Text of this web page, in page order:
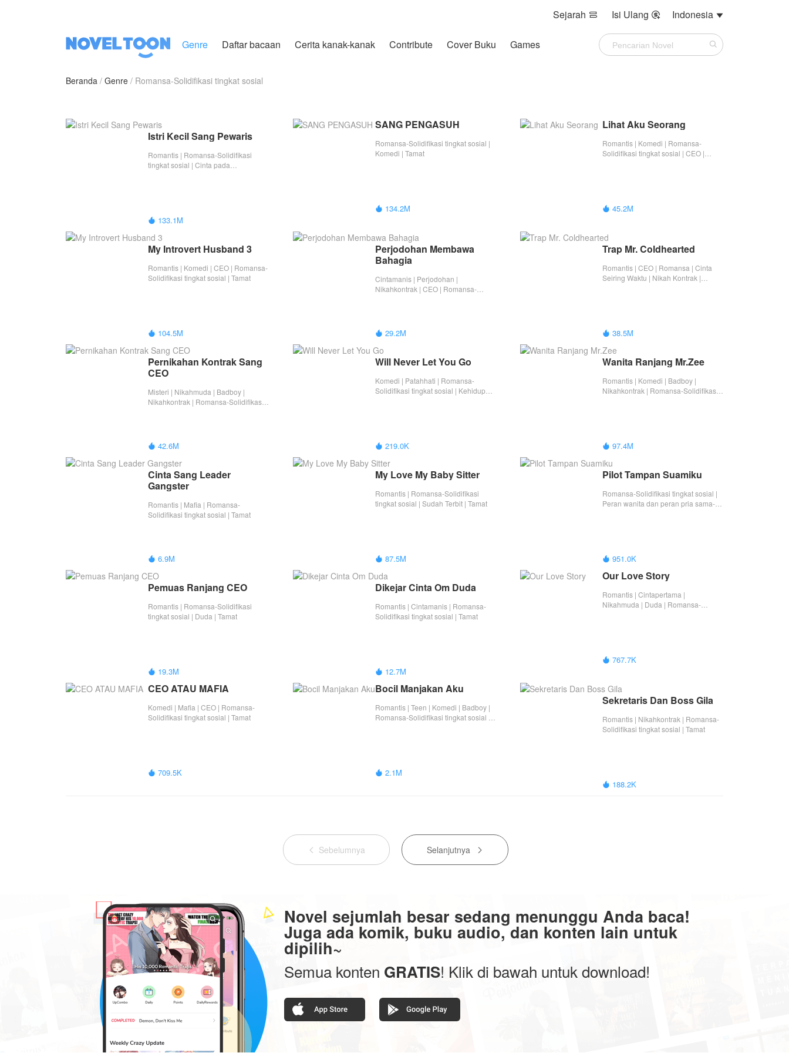
Sejarah  Isi Ulang  Indonesia 
Genre Daftar bacaan Cerita kanak-kanak Contribute Cover Buku Games
Beranda Genre Romansa-Solidifikasi tingkat sosial
Istri Kecil Sang Pewaris
Romantis | Romansa-Solidifikasi
tingkat sosial | Cinta pada
 133.1M
SANG PENGASUH
Romansa-Solidifikasi tingkat sosial |
Komedi | Tamat
 134.2M
Lihat Aku Seorang
Romantis | Komedi | Romansa-
Solidifikasi tingkat sosial | CEO |
 45.2M
My Introvert Husband 3
Romantis | Komedi | CEO | Romansa-
Solidifikasi tingkat sosial | Tamat
 104.5M
Perjodohan Membawa
Bahagia
Cintamanis | Perjodohan |
Nikahkontrak | CEO | Romansa-
 29.2M
Trap Mr. Coldhearted
Romantis | CEO | Romansa | Cinta
Seiring Waktu | Nikah Kontrak |
 38.5M
Pernikahan Kontrak Sang
CEO
Misteri | Nikahmuda | Badboy |
Nikahkontrak | Romansa-Solidifikasi
 42.6M
Will Never Let You Go
Komedi | Patahhati | Romansa-
Solidifikasi tingkat sosial | Kehidupan
 219.0K
Wanita Ranjang Mr.Zee
Romantis | Komedi | Badboy |
Nikahkontrak | Romansa-Solidifikasi
 97.4M
Cinta Sang Leader
Gangster
Romantis | Mafia | Romansa-
Solidifikasi tingkat sosial | Tamat
 6.9M
My Love My Baby Sitter
Romantis | Romansa-Solidifikasi
tingkat sosial | Sudah Terbit | Tamat
 87.5M
Pilot Tampan Suamiku
Romansa-Solidifikasi tingkat sosial |
Peran wanita dan peran pria sama-
 951.0K
Pemuas Ranjang CEO
Romantis | Romansa-Solidifikasi
tingkat sosial | Duda | Tamat
 19.3M
Dikejar Cinta Om Duda
Romantis | Cintamanis | Romansa-
Solidifikasi tingkat sosial | Tamat
 12.7M
Our Love Story
Romantis | Cintapertama |
Nikahmuda | Duda | Romansa-
 767.7K
CEO ATAU MAFIA
Komedi | Mafia | CEO | Romansa-
Solidifikasi tingkat sosial | Tamat
 709.5K
Bocil Manjakan Aku
Romantis | Teen | Komedi | Badboy |
Romansa-Solidifikasi tingkat sosial |
 2.1M
Sekretaris Dan Boss Gila
Romantis | Nikahkontrak | Romansa-
Solidifikasi tingkat sosial | Tamat
 188.2K
 Sebelumnya Selanjutnya 
Novel sejumlah besar sedang menunggu Anda baca!
Juga ada komik, buku audio, dan konten lain untuk
dipilih~
Semua konten GRATIS! Klik di bawah untuk download!